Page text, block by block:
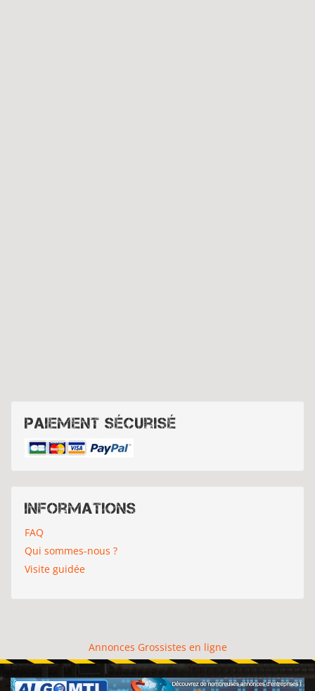
Paiement sécurisé
Informations
FAQ
Qui sommes-nous ?
Visite guidée
Annonces Grossistes en ligne